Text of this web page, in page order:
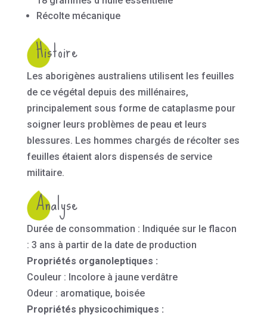
Récolte mécanique
Histoire
Les aborigènes australiens utilisent les feuilles
de ce végétal depuis des millénaires,
principalement sous forme de cataplasme pour
soigner leurs problèmes de peau et leurs
blessures. Les hommes chargés de récolter ses
feuilles étaient alors dispensés de service
militaire.
Analyse
Durée de consommation : Indiquée sur le flacon
: 3 ans à partir de la date de production
Propriétés organoleptiques :
Couleur : Incolore à jaune verdâtre
Odeur : aromatique, boisée
Propriétés physicochimiques :